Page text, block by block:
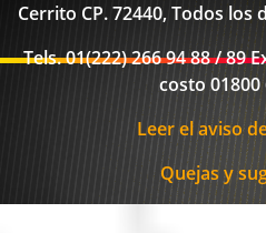
Cerrito CP. 72440, Todos
Tels. 01(222) 266 94 88 / 89
costo 01800
Leer el aviso
Quejas y